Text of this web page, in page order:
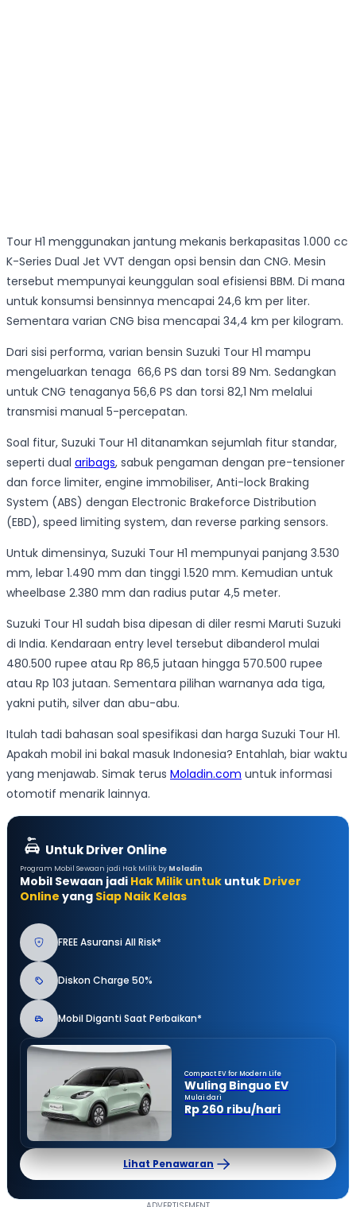
Tour H1 menggunakan jantung mekanis berkapasitas 1.000 cc
K-Series Dual Jet VVT dengan opsi bensin dan CNG. Mesin
tersebut mempunyai keunggulan soal efisiensi BBM. Di mana
untuk konsumsi bensinnya mencapai 24,6 km per liter.
Sementara varian CNG bisa mencapai 34,4 km per kilogram.
Dari sisi performa, varian bensin Suzuki Tour H1 mampu
mengeluarkan tenaga 66,6 PS dan torsi 89 Nm. Sedangkan
untuk CNG tenaganya 56,6 PS dan torsi 82,1 Nm melalui
transmisi manual 5-percepatan.
Soal fitur, Suzuki Tour H1 ditanamkan sejumlah fitur standar,
seperti dual aribags, sabuk pengaman dengan pre-tensioner
dan force limiter, engine immobiliser, Anti-lock Braking
System (ABS) dengan Electronic Brakeforce Distribution
(EBD), speed limiting system, dan reverse parking sensors.
Untuk dimensinya, Suzuki Tour H1 mempunyai panjang 3.530
mm, lebar 1.490 mm dan tinggi 1.520 mm. Kemudian untuk
wheelbase 2.380 mm dan radius putar 4,5 meter.
Suzuki Tour H1 sudah bisa dipesan di diler resmi Maruti Suzuki
di India. Kendaraan entry level tersebut dibanderol mulai
480.500 rupee atau Rp 86,5 jutaan hingga 570.500 rupee
atau Rp 103 jutaan. Sementara pilihan warnanya ada tiga,
yakni putih, silver dan abu-abu.
Itulah tadi bahasan soal spesifikasi dan harga Suzuki Tour H1.
Apakah mobil ini bakal masuk Indonesia? Entahlah, biar waktu
yang menjawab. Simak terus Moladin.com untuk informasi
otomotif menarik lainnya.
Untuk Driver Online
Program Mobil Sewaan jadi Hak Milik by Moladin
Mobil Sewaan jadi Hak Milik untuk untuk Driver
Online yang Siap Naik Kelas
FREE Asuransi All Risk*
Diskon Charge 50%
Mobil Diganti Saat Perbaikan*
Compact EV for Modern Life
Wuling Binguo EV
Mulai dari
Rp 260 ribu/hari
Lihat Penawaran